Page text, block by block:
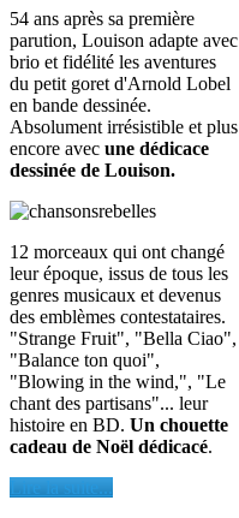
54 ans après sa première
parution, Louison adapte avec
brio et fidélité les aventures
du petit goret d'Arnold Lobel
en bande dessinée.
Absolument irrésistible et plus
encore avec une dédicace
dessinée de Louison.
12 morceaux qui ont changé
leur époque, issus de tous les
genres musicaux et devenus
des emblèmes contestataires.
"Strange Fruit", "Bella Ciao",
"Balance ton quoi",
"Blowing in the wind,", "Le
chant des partisans"... leur
histoire en BD. Un chouette
cadeau de Noël dédicacé.
Lire la suite...